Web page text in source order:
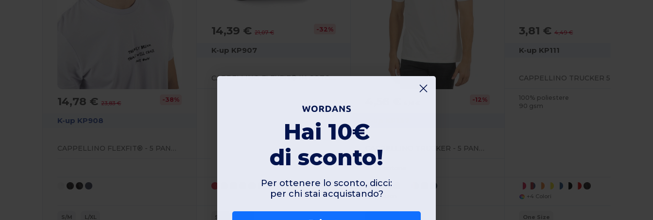
14,78 €23,83 € -38%
K-up KP908
CAPPELLINO FLEXFIT® - 5 PANNELLI
S/M L/XL
14,39 € 21,07 € -32%
K-up KP907
CAPPELLINO FLEXFIT® IN COTONE PETTINATO - 6 PANNELLI
S/M
-12%
CAPPELLINO TRUCKER - 5 PANNELLI
+6 Colori
3,81 €4,49 €
K-up KP111
100% poliestere
90 gsm
+4 Colori
One Size
Hai 10€
di sconto!
Per ottenere lo sconto, dicci:
per chi stai acquistando?